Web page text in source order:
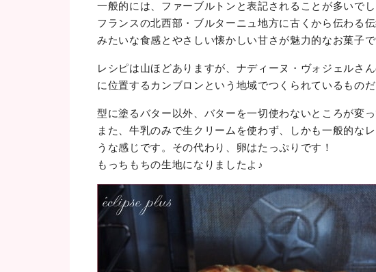
一般的には、ファーブルトンと表記されることが多いで
フランスの北西部・ブルターニュ地方に古くから伝わる
みたいな食感とやさしい懐かしい甘さが魅力的なお菓子で
レシピは山ほどありますが、ナディーヌ・ヴォジェルさ
に位置するカンブロンという地域でつくられているもの
型に塗るバター以外、バターを一切使わないところが変っ
また、牛乳のみで生クリームを使わず、しかも一般的な
うな感じです。その代わり、卵はたっぷりです！
もっちもちの生地になりましたよ♪